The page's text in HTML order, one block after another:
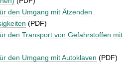
den Umgang mit Ätzenden
(PDF)
den Transport von Gefahrstoffen mit
den Umgang mit Autoklaven (PDF)